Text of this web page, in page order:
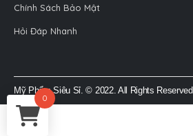
Chính Sách Bảo Mật
Hỏi Đáp Nhanh
Mỹ Phẩm Siêu Sỉ. © 2022. All Rights Reserved.
0